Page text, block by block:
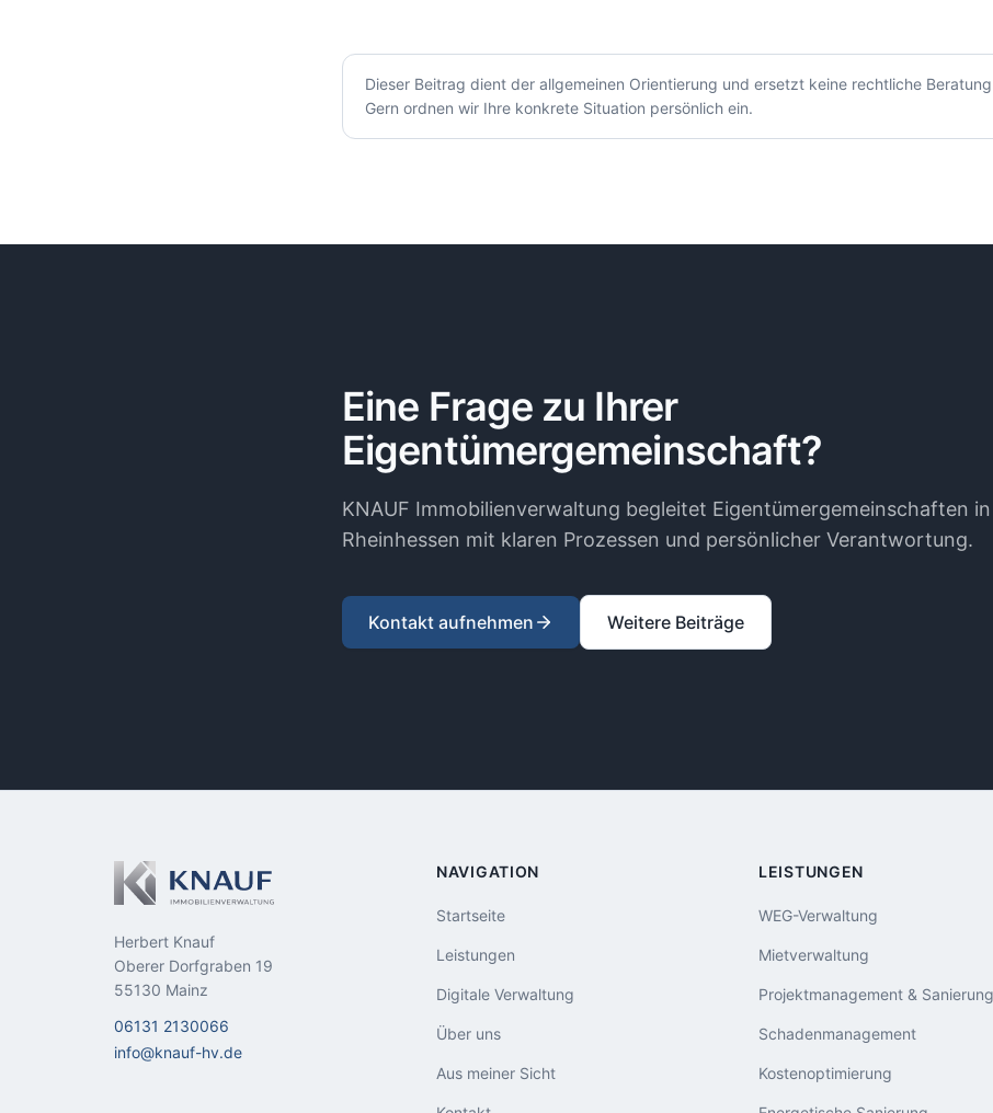
Dieser Beitrag dient der allgemeinen Orientierung und ersetzt keine rechtliche
Gern ordnen wir Ihre konkrete Situation persönlich ein.
Eine Frage zu Ihrer
Eigentümergemeinschaft?
KNAUF Immobilienverwaltung begleitet Eigentümergemeinschaften
Rheinhessen mit klaren Prozessen und persönlicher Verantwortung.
Kontakt aufnehmen Weitere Beiträge
Herbert Knauf
Oberer Dorfgraben 19
55130 Mainz
06131 2130066
info@knauf-hv.de
NAVIGATION
Startseite
Leistungen
Digitale Verwaltung
Über uns
Aus meiner Sicht
LEISTUNGEN
WEG-Verwaltung
Mietverwaltung
Projektmanagement & Sanierung
Schadenmanagement
Kostenoptimierung